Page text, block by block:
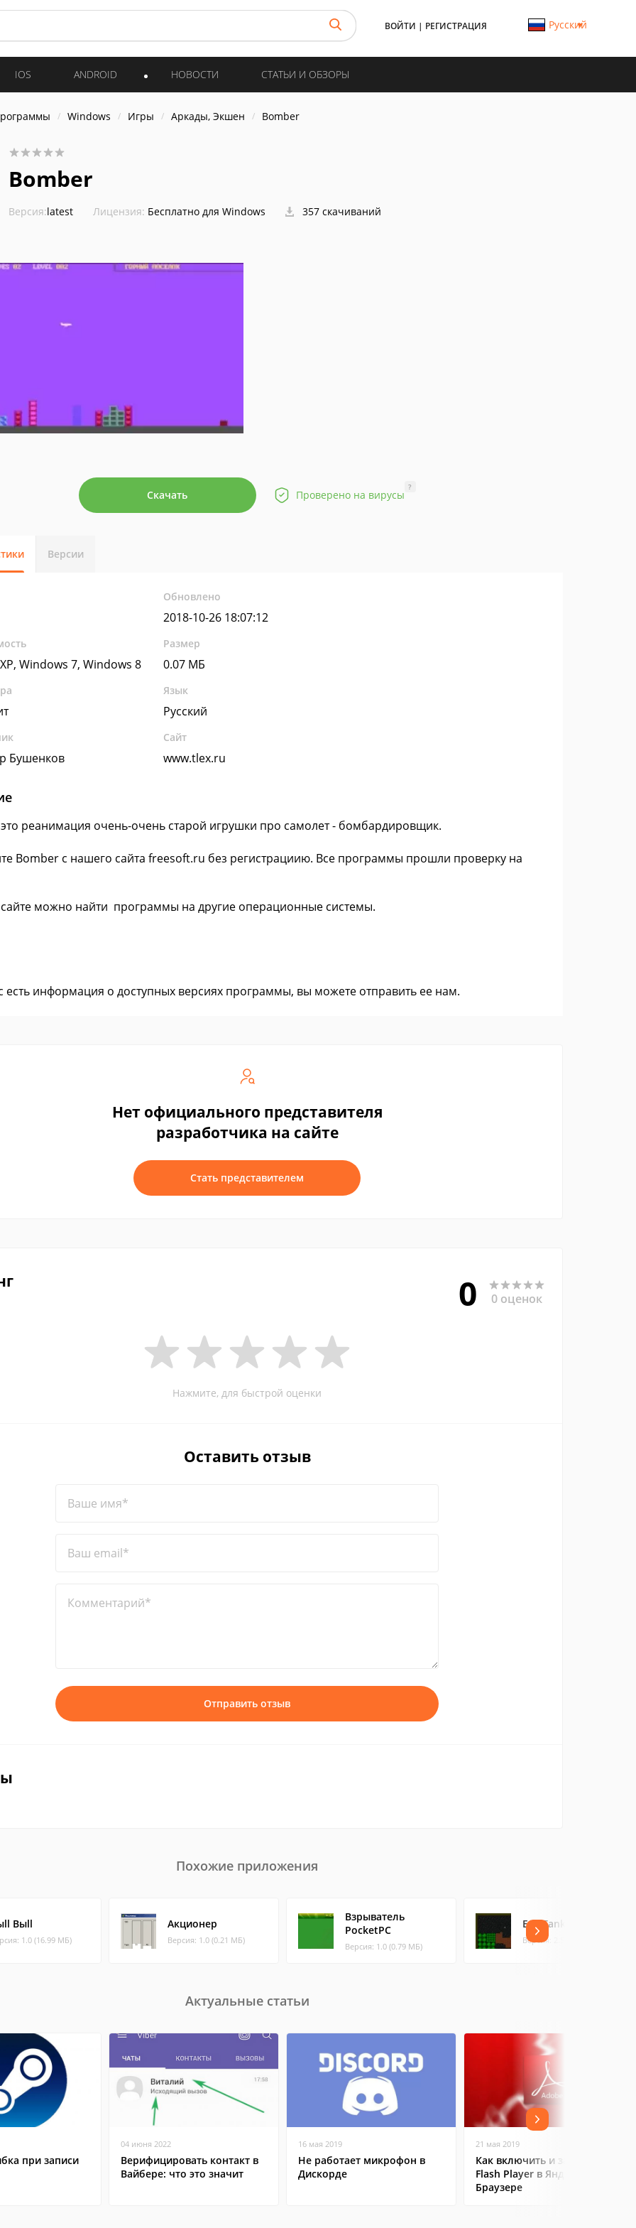
ВОЙТИ | РЕГИСТРАЦИЯ Русский
IOS ANDROID НОВОСТИ СТАТЬИ И ОБЗОРЫ
Windows Игры Аркады, Экшен Bomber
Bomber
Версия:latest Лицензия: Бесплатно для Windows 357 скачиваний
Скачать Проверено на вирусы
?
Версии
Обновлено
2018-10-26 18:07:12
Windows 7, Windows 8
Размер
0.07 МБ
Язык
Русский
Бушенков
Сайт
www.tlex.ru
реанимация очень-очень старой игрушки про самолет - бомбардировщик.
Bomber с нашего сайта freesoft.ru без регистрациию. Все программы прошли проверку на
можно найти программы на другие операционные системы.
есть информация о доступных версиях программы, вы можете отправить ее нам.
Нет официального представителя
разработчика на сайте
Стать представителем
0 0 оценок
Нажмите, для быстрой оценки
Оставить отзыв
Ваше имя*
Ваш email*
Комментарий*
Отправить отзыв
Похожие приложения
Bыll
1.0 (16.99 МБ)
Акционер
Версия: 1.0 (0.21 МБ)
Взрыватель
PocketPC
Версия: 1.0 (0.79 МБ)
Evil Tanks
Версия: 2.5 (0.71 МБ)
Актуальные статьи
при записи
04 июня 2022
Верифицировать контакт в
Вайбере: что это значит
16 мая 2019
Не работает микрофон в
Дискорде
21 мая 2019
Как включить и запустить
Flash Player в Яндекс
Браузере